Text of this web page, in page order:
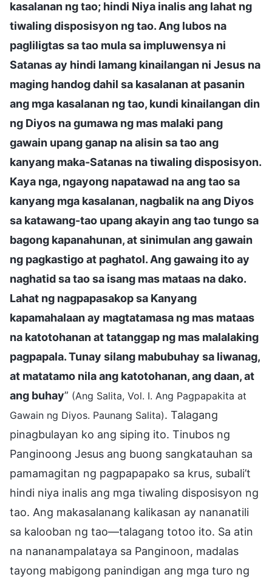
kasalanan ng tao; hindi Niya inalis ang lahat ng
tiwaling disposisyon ng tao. Ang lubos na
pagliligtas sa tao mula sa impluwensya ni
Satanas ay hindi lamang kinailangan ni Jesus na
maging handog dahil sa kasalanan at pasanin
ang mga kasalanan ng tao, kundi kinailangan din
ng Diyos na gumawa ng mas malaki pang
gawain upang ganap na alisin sa tao ang
kanyang maka-Satanas na tiwaling disposisyon.
Kaya nga, ngayong napatawad na ang tao sa
kanyang mga kasalanan, nagbalik na ang Diyos
sa katawang-tao upang akayin ang tao tungo sa
bagong kapanahunan, at sinimulan ang gawain
ng pagkastigo at paghatol. Ang gawaing ito ay
naghatid sa tao sa isang mas mataas na dako.
Lahat ng nagpapasakop sa Kanyang
kapamahalaan ay magtatamasa ng mas mataas
na katotohanan at tatanggap ng mas malalaking
pagpapala. Tunay silang mabubuhay sa liwanag,
at matatamo nila ang katotohanan, ang daan, at
ang buhay” (Ang Salita, Vol. I. Ang Pagpapakita at
Gawain ng Diyos. Paunang Salita). Talagang
pinagbulayan ko ang siping ito. Tinubos ng
Panginoong Jesus ang buong sangkatauhan sa
pamamagitan ng pagpapapako sa krus, subali’t
hindi niya inalis ang mga tiwaling disposisyon ng
tao. Ang makasalanang kalikasan ay nananatili
sa kalooban ng tao—talagang totoo ito. Sa atin
na nananampalataya sa Panginoon, madalas
tayong mabigong panindigan ang mga turo ng